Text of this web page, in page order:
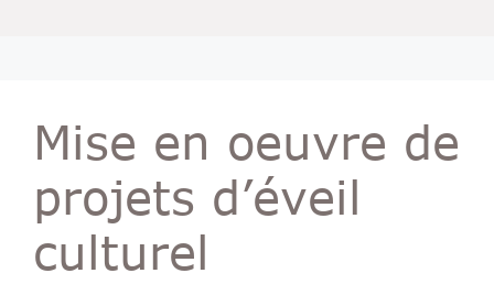
h
r
Mise en oeuvre de
projets d’éveil
culturel